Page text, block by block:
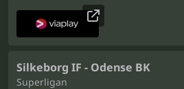
Silkeborg IF - Odense BK
Superligan